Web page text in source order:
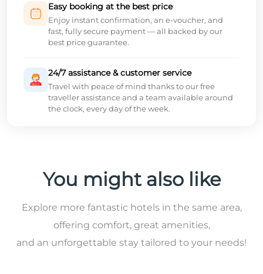
Easy booking at the best price
Enjoy instant confirmation, an e-voucher, and
fast, fully secure payment — all backed by our
best price guarantee.
24/7 assistance & customer service
Travel with peace of mind thanks to our free
traveller assistance and a team available around
the clock, every day of the week.
You might also like
Explore more fantastic hotels in the same area,
offering comfort, great amenities,
and an unforgettable stay tailored to your needs!